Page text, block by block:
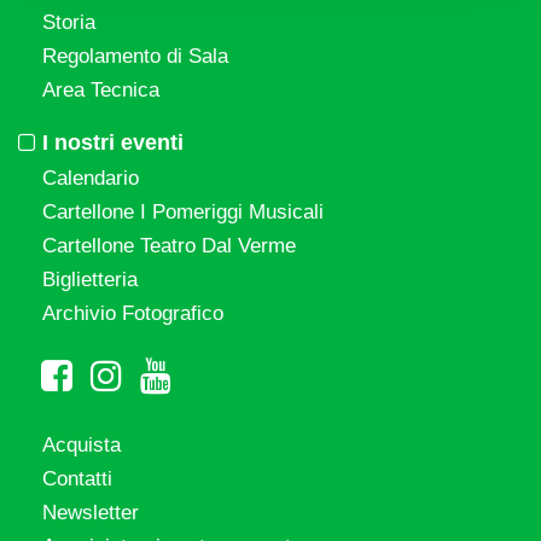
Storia
Regolamento di Sala
Area Tecnica
I nostri eventi
Calendario
Cartellone I Pomeriggi Musicali
Cartellone Teatro Dal Verme
Biglietteria
Archivio Fotografico
Acquista
Contatti
Newsletter